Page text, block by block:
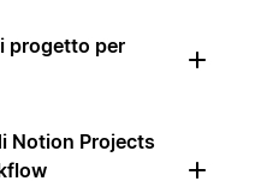
progetto per
Notion Projects